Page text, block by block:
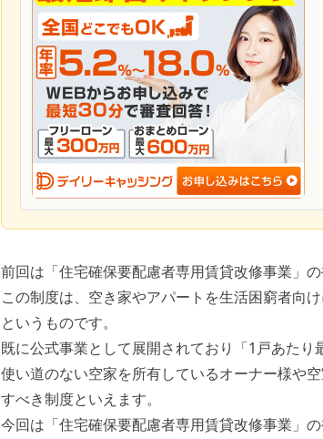
前回は「住宅確保要配慮者専用賃貸改修事業」
この制度は、空き家やアパートを生活困窮者向
というものです。
既に公式事業として展開されており「1戸あた
使い道のない空家を所有しているオーナー様や
すべき制度といえます。
今回は「住宅確保要配慮者専用賃貸改修事業」